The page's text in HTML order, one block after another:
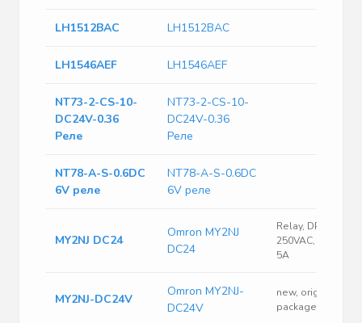
LH1512BAC LH1512BAC
LH1546AEF LH1546AEF
NT73-2-CS-10-
DC24V-0.36
Реле
NT73-2-CS-10-
DC24V-0.36
Реле
NT78-A-S-0.6DC
6V реле
NT78-A-S-0.6DC
6V реле
MY2NJ DC24
Omron MY2NJ
DC24
Relay, DPDT,
250VAC, 30VDC,
5A
MY2NJ-DC24V
Omron MY2NJ-
DC24V
new, original
packaged